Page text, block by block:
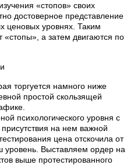
«стопов» своих
достоверное представление
ценовых уровнях. Таким
а затем двигаются по
торгуется намного ниже
простой скользящей
психологического уровня с
на нем важной
цена отскочила от
уровень. Выставляем ордер на
выше протестированного